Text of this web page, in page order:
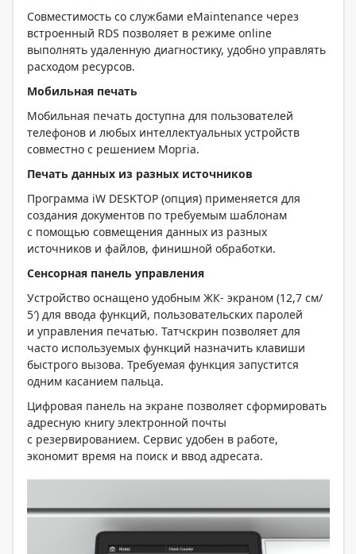
Совместимость со службами eMaintenance через
встроенный RDS позволяет в режиме online
выполнять удаленную диагностику, удобно управлять
расходом ресурсов.
Мобильная печать
Мобильная печать доступна для пользователей
телефонов и любых интеллектуальных устройств
совместно с решением Mopria.
Печать данных из разных источников
Программа iW DESKTOP (опция) применяется для
создания документов по требуемым шаблонам
с помощью совмещения данных из разных
источников и файлов, финишной обработки.
Сенсорная панель управления
Устройство оснащено удобным ЖК- экраном (12,7 см/
5′) для ввода функций, пользовательских паролей
и управления печатью. Татчскрин позволяет для
часто используемых функций назначить клавиши
быстрого вызова. Требуемая функция запустится
одним касанием пальца.
Цифровая панель на экране позволяет сформировать
адресную книгу электронной почты
с резервированием. Сервис удобен в работе,
экономит время на поиск и ввод адресата.